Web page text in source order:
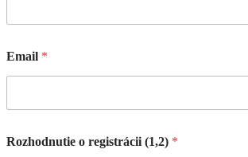
Email *
Rozhodnutie o registrácii (1,2) *